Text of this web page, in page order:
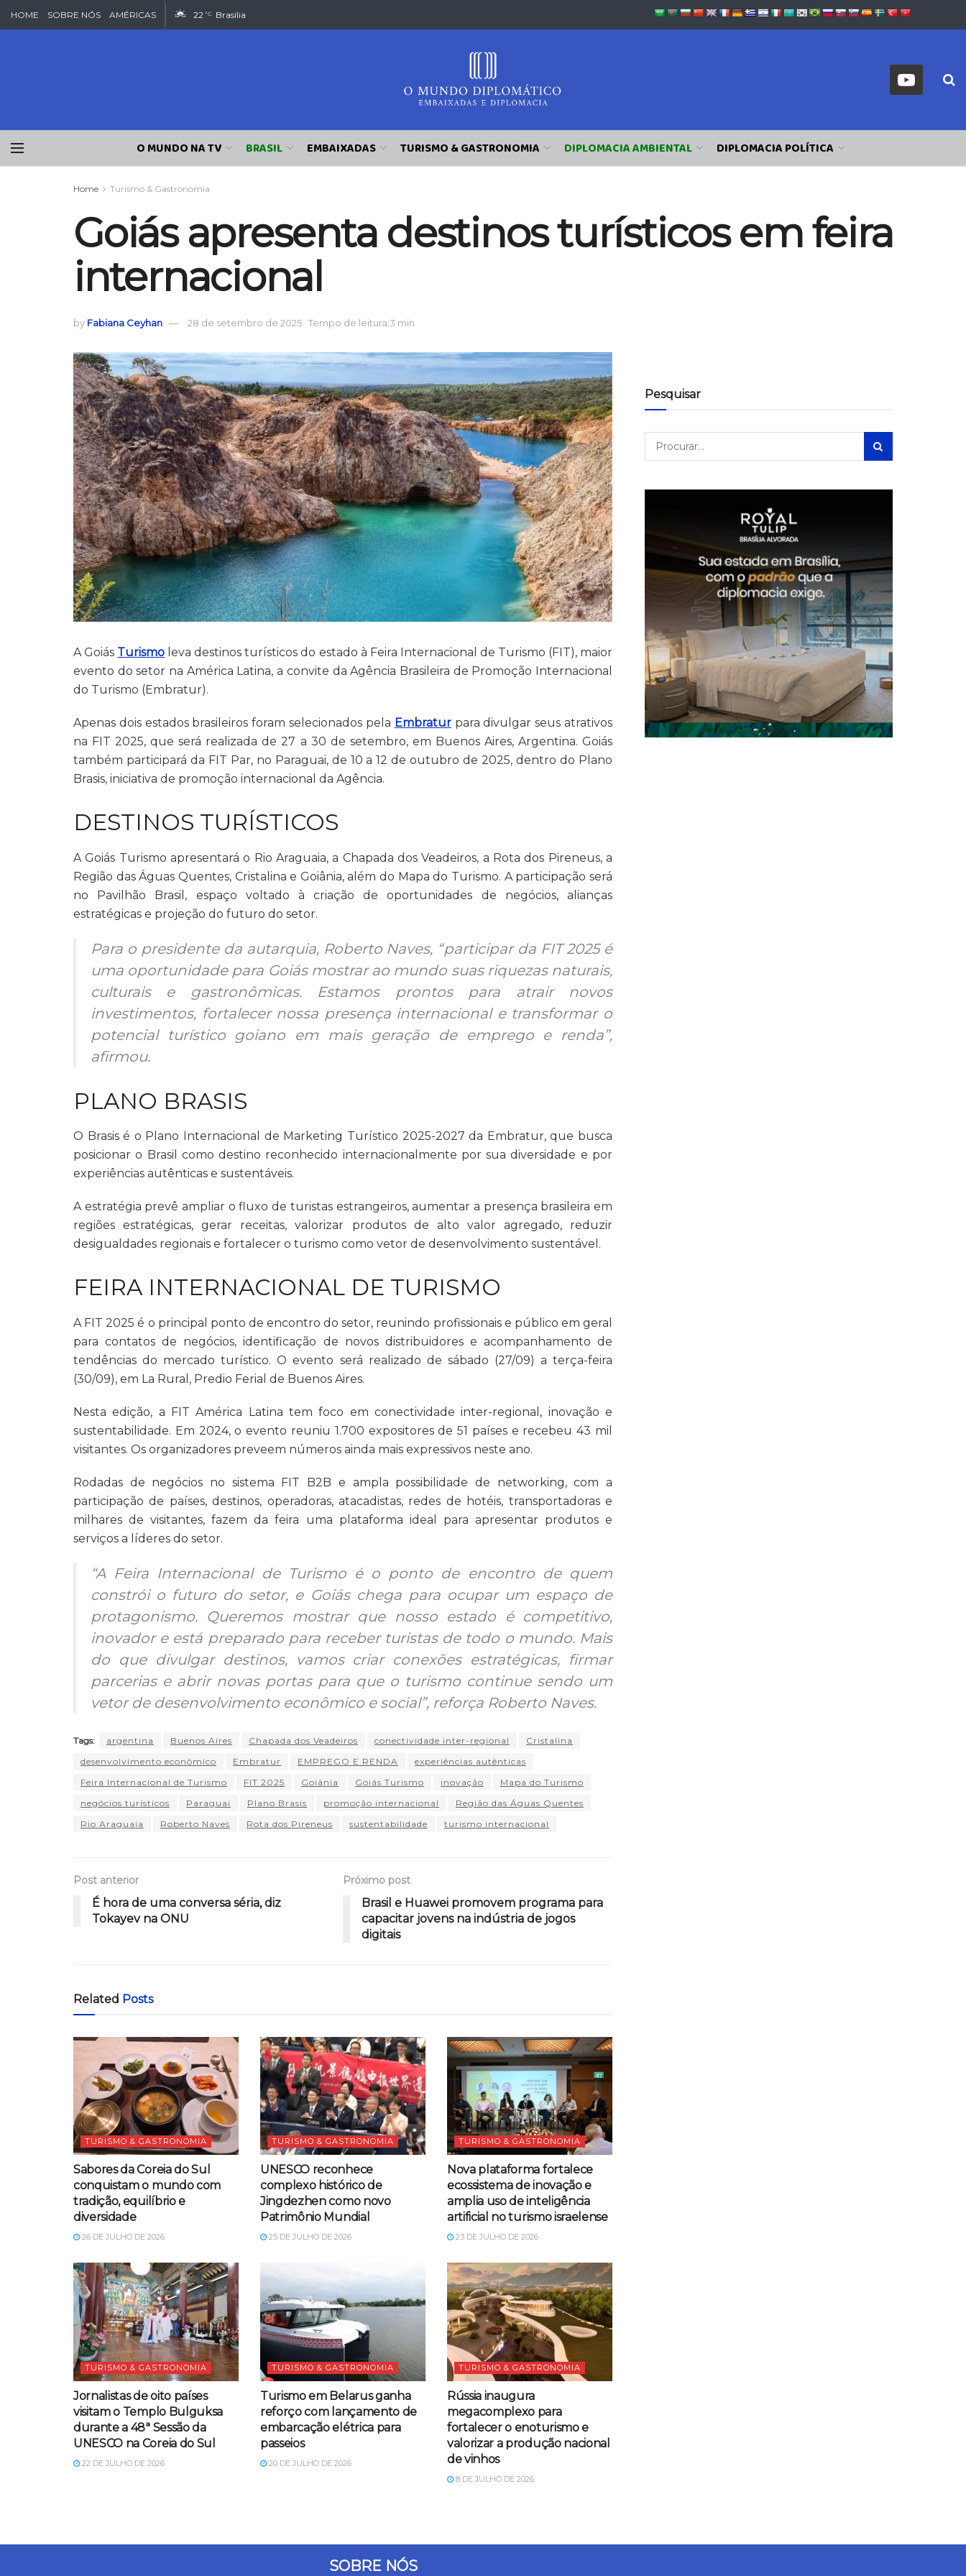
HOME SOBRE NÓS AMÉRICAS 22 °C Brasília
O MUNDO NA TV BRASIL EMBAIXADAS TURISMO & GASTRONOMIA DIPLOMACIA AMBIENTAL DIPLOMACIA POLÍTICA
Home Turismo & Gastronomia
Goiás apresenta destinos turísticos em feira
internacional
by Fabiana Ceyhan 28 de setembro de 2025 Tempo de leitura:3 min
A Goiás Turismo leva destinos turísticos do estado à Feira Internacional de Turismo (FIT), maior
evento do setor na América Latina, a convite da Agência Brasileira de Promoção Internacional
do Turismo (Embratur).
Apenas dois estados brasileiros foram selecionados pela Embraturpara divulgar seus atrativos
na FIT 2025, que será realizada de 27 a 30 de setembro, em Buenos Aires, Argentina. Goiás
também participará da FIT Par, no Paraguai, de 10 a 12 de outubro de 2025, dentro do Plano
Brasis, iniciativa de promoção internacional da Agência.
DESTINOS TURÍSTICOS
A Goiás Turismo apresentará o Rio Araguaia, a Chapada dos Veadeiros, a Rota dos Pireneus, a
Região das Águas Quentes, Cristalina e Goiânia, além do Mapa do Turismo. A participação será
no Pavilhão Brasil, espaço voltado à criação de oportunidades de negócios, alianças
estratégicas e projeção do futuro do setor.
Para o presidente da autarquia, Roberto Naves, “participar da FIT 2025 é
uma oportunidade para Goiás mostrar ao mundo suas riquezas naturais,
culturais e gastronômicas. Estamos prontos para atrair novos
investimentos, fortalecer nossa presença internacional e transformar o
potencial turístico goiano em mais geração de emprego e renda”,
afirmou.
PLANO BRASIS
O Brasis é o Plano Internacional de Marketing Turístico 2025-2027 da Embratur, que busca
posicionar o Brasil como destino reconhecido internacionalmente por sua diversidade e por
experiências autênticas e sustentáveis.
A estratégia prevê ampliar o fluxo de turistas estrangeiros, aumentar a presença brasileira em
regiões estratégicas, gerar receitas, valorizar produtos de alto valor agregado, reduzir
desigualdades regionais e fortalecer o turismo como vetor de desenvolvimento sustentável.
FEIRA INTERNACIONAL DE TURISMO
A FIT 2025 é o principal ponto de encontro do setor, reunindo profissionais e público em geral
para contatos de negócios, identificação de novos distribuidores e acompanhamento de
tendências do mercado turístico. O evento será realizado de sábado (27/09) a terça-feira
(30/09), em La Rural, Predio Ferial de Buenos Aires.
Nesta edição, a FIT América Latina tem foco em conectividade inter-regional, inovação e
sustentabilidade. Em 2024, o evento reuniu 1.700 expositores de 51 países e recebeu 43 mil
visitantes. Os organizadores preveem números ainda mais expressivos neste ano.
Rodadas de negócios no sistema FIT B2B e ampla possibilidade de networking, com a
participação de países, destinos, operadoras, atacadistas, redes de hotéis, transportadoras e
milhares de visitantes, fazem da feira uma plataforma ideal para apresentar produtos e
serviços a líderes do setor.
“A Feira Internacional de Turismo é o ponto de encontro de quem
constrói o futuro do setor, e Goiás chega para ocupar um espaço de
protagonismo. Queremos mostrar que nosso estado é competitivo,
inovador e está preparado para receber turistas de todo o mundo. Mais
do que divulgar destinos, vamos criar conexões estratégicas, firmar
parcerias e abrir novas portas para que o turismo continue sendo um
vetor de desenvolvimento econômico e social”, reforça Roberto Naves.
Tags: argentina Buenos Aires Chapada dos Veadeiros conectividade inter-regional
Cristalina
desenvolvimento econômico
Embratur EMPREGO E RENDA
experiências autênticas
Feira Internacional de Turismo
FIT 2025 Goiânia Goiás Turismo inovação
Mapa do Turismo
negócios turísticos
Paraguai Plano Brasis promoção internacional
Região das Águas Quentes
Rio Araguaia
Roberto Naves Rota dos Pireneus sustentabilidade turismo internacional
Post anterior
É hora de uma conversa séria, diz
Tokayev na ONU
Próximo post
Brasil e Huawei promovem programa para
capacitar jovens na indústria de jogos
digitais
Related Posts
TURISMO & GASTRONOMIA
Sabores da Coreia do Sul
conquistam o mundo com
tradição, equilíbrio e
diversidade
26 DE JULHO DE 2026
TURISMO & GASTRONOMIA
UNESCO reconhece
complexo histórico de
Jingdezhen como novo
Patrimônio Mundial
25 DE JULHO DE 2026
TURISMO & GASTRONOMIA
Nova plataforma fortalece
ecossistema de inovação e
amplia uso de inteligência
artificial no turismo israelense
23 DE JULHO DE 2026
TURISMO & GASTRONOMIA
Jornalistas de oito países
visitam o Templo Bulguksa
durante a 48ª Sessão da
UNESCO na Coreia do Sul
22 DE JULHO DE 2026
TURISMO & GASTRONOMIA
Turismo em Belarus ganha
reforço com lançamento de
embarcação elétrica para
passeios
20 DE JULHO DE 2026
TURISMO & GASTRONOMIA
Rússia inaugura
megacomplexo para
fortalecer o enoturismo e
valorizar a produção nacional
de vinhos
8 DE JULHO DE 2026
Pesquisar
SOBRE NÓS